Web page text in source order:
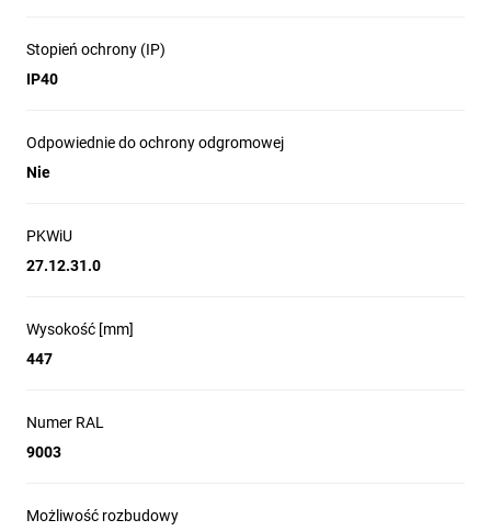
Ilość modułów (w sumie/w rzędzie):
Rozmiar ramki (ilość rzędów):
Drzwi (materiał, kolor):
Obudowa (material, kolor):
Ilość zacisków PE/N:
Zakres temperatur pracy [°C]:
Test rozżarzonym drutem [°C]:
Odporność ogniowa i zastosowanie obudów:
Stopień ochrony (IP)
IP40
Odpowiednie do ochrony odgromowej
Nie
PKWiU
27.12.31.0
Wysokość [mm]
447
Numer RAL
9003
Możliwość rozbudowy